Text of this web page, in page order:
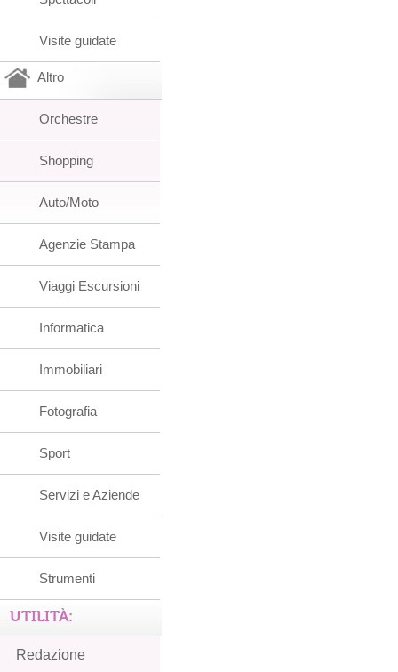
Visite guidate
Altro
Orchestre
Shopping
Auto/Moto
Agenzie Stampa
Viaggi Escursioni
Informatica
Immobiliari
Fotografia
Sport
Servizi e Aziende
Visite guidate
Strumenti
UTILITÀ:
Redazione